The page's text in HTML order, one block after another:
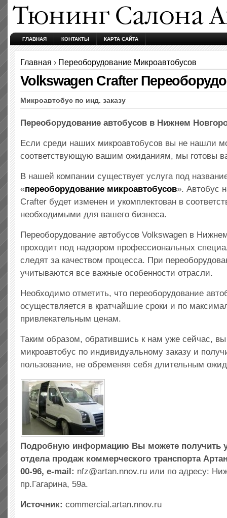
ГЛАВНАЯ КОНТАКТЫ КАРТА САЙТА
Главная › Переоборудование Микроавтобусов
Volkswagen Crafter
Микроавтобус по инд. заказу
Переоборудование автобусов в Нижнем
Если среди наших микроавтобусов вы не нашли
соответствующую вашим ожиданиям, мы готовы
В нашей компании существует услуга под
«переоборудование микроавтобусов». Автобус
Crafter будет изменен и укомплектован в
необходимыми для вашего бизнеса.
Переоборудование автобусов Volkswagen в
проходит под надзором профессиональных
следят за качеством процесса. При
учитываются все важные особенности отрасли.
Необходимо отметить, что переоборудование
осуществляется в кратчайшие сроки и по
привлекательным ценам.
Таким образом, обратившись к нам уже сейчас, вы
микроавтобус по индивидуальному заказу и
пользование, не обременяя себя длительным
Подробную информацию Вы можете получить
отдела продаж коммерческого транспорта
00-96, e-mail: nfz@artan.nnov.ru или по адресу:
пр.Гагарина, 59а.
Источник: commercial.artan.nnov.ru